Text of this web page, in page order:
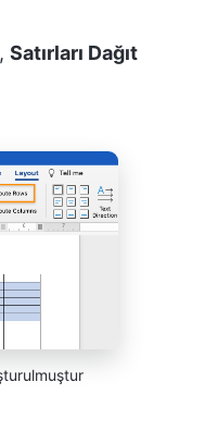
Satırları Dağıt